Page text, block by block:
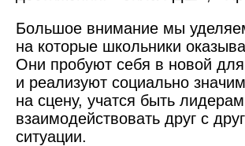
Большое внимание мы
на которые школьники
Они пробуют себя в новой
и реализуют социально
на сцену, учатся быть
взаимодействовать друг с
ситуации.